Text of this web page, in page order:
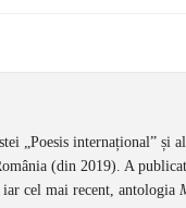
„Poesis internațional” și
(din 2019). A
cel mai recent, antologia